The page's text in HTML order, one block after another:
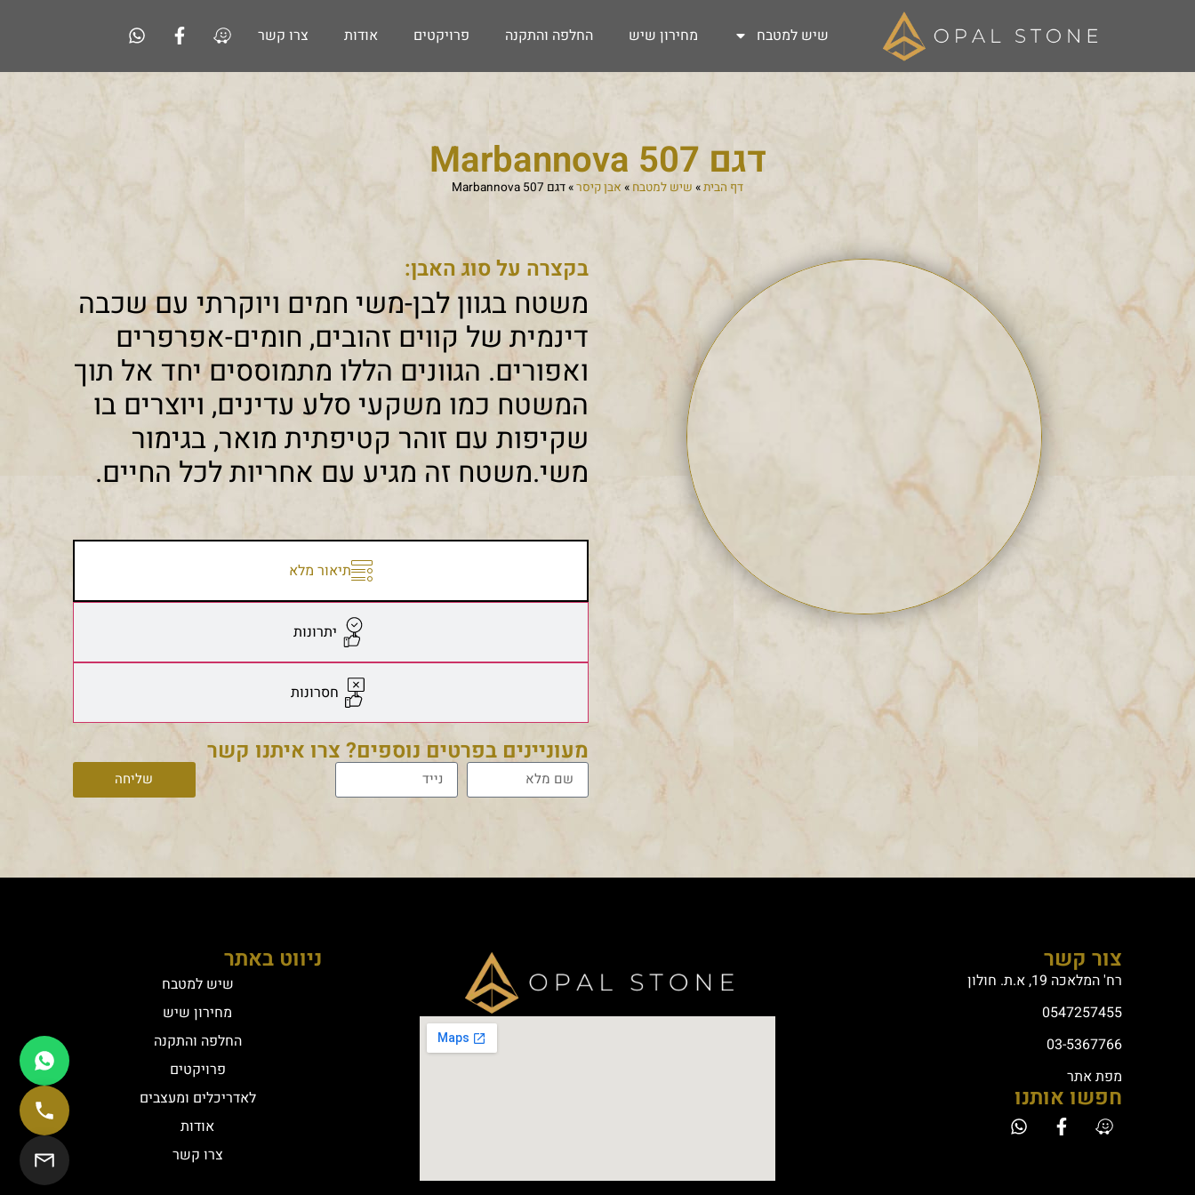
שיש למטבח מחירון שיש החלפה והתקנה פרויקטים אודות צרו קשר
דגם 507 Marbannova
דף הבית» שיש למטבח » אבן קיסר»דגם 507 Marbannova
בקצרה על סוג האבן:
משטח בגוון לבן-משי חמים ויוקרתי עם שכבה
דינמית של קווים זהובים, חומים-אפרפרים
ואפורים. הגוונים הללו מתמוססים יחד אל תוך
המשטח כמו משקעי סלע עדינים, ויוצרים בו
שקיפות עם זוהר קטיפתית מואר, בגימור
משי.משטח זה מגיע עם אחריות לכל החיים.
תיאור מלא
יתרונות
חסרונות
מעוניינים בפרטים נוספים? צרו איתנו קשר
שליחה
צור קשר
רח' המלאכה 19, א.ת. חולון
0547257455
03-5367766
מפת אתר
חפשו אותנו
ניווט באתר
שיש למטבח
מחירון שיש
החלפה והתקנה
פרויקטים
לאדריכלים ומעצבים
אודות
צרו קשר